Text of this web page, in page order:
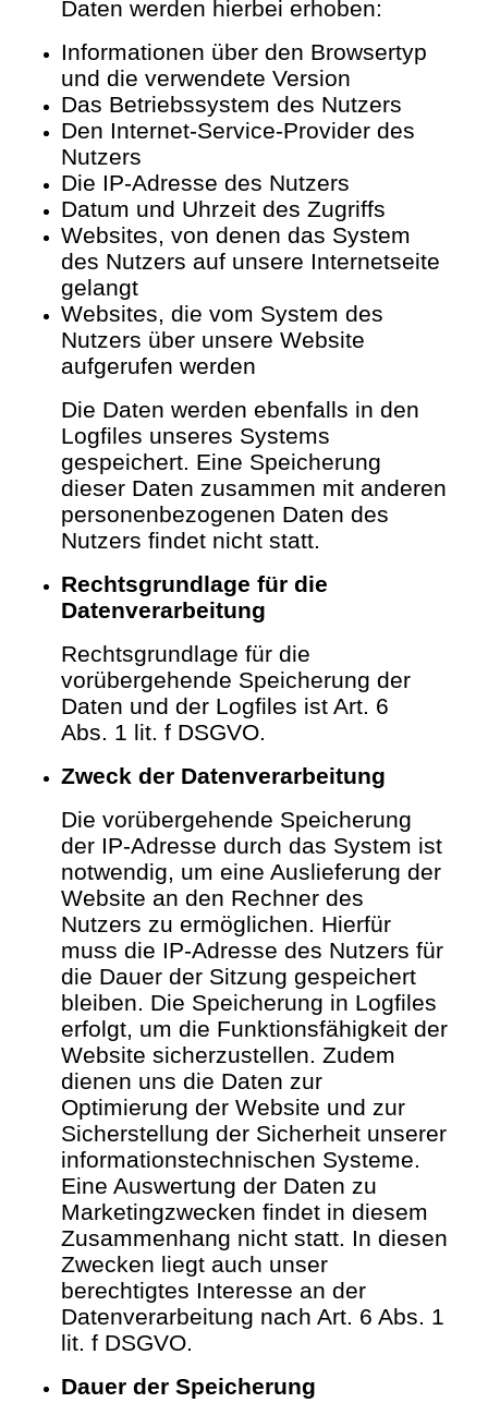
Daten werden hierbei erhoben:
Informationen über den Browsertyp
und die verwendete Version
Das Betriebssystem des Nutzers
Den Internet-Service-Provider des
Nutzers
Die IP-Adresse des Nutzers
Datum und Uhrzeit des Zugriffs
Websites, von denen das System
des Nutzers auf unsere Internetseite
gelangt
Websites, die vom System des
Nutzers über unsere Website
aufgerufen werden
Die Daten werden ebenfalls in den
Logfiles unseres Systems
gespeichert. Eine Speicherung
dieser Daten zusammen mit anderen
personenbezogenen Daten des
Nutzers findet nicht statt.
Rechtsgrundlage für die
Datenverarbeitung
Rechtsgrundlage für die
vorübergehende Speicherung der
Daten und der Logfiles ist Art. 6
Abs. 1 lit. f DSGVO.
Zweck der Datenverarbeitung
Die vorübergehende Speicherung
der IP-Adresse durch das System ist
notwendig, um eine Auslieferung der
Website an den Rechner des
Nutzers zu ermöglichen. Hierfür
muss die IP-Adresse des Nutzers für
die Dauer der Sitzung gespeichert
bleiben. Die Speicherung in Logfiles
erfolgt, um die Funktionsfähigkeit der
Website sicherzustellen. Zudem
dienen uns die Daten zur
Optimierung der Website und zur
Sicherstellung der Sicherheit unserer
informationstechnischen Systeme.
Eine Auswertung der Daten zu
Marketingzwecken findet in diesem
Zusammenhang nicht statt. In diesen
Zwecken liegt auch unser
berechtigtes Interesse an der
Datenverarbeitung nach Art. 6 Abs. 1
lit. f DSGVO.
Dauer der Speicherung